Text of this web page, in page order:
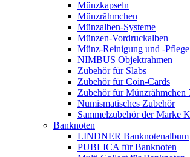
Münzkapseln
Münzrähmchen
Münzalben-Systeme
Münzen-Vordruckalben
Münz-Reinigung und -Pflege
NIMBUS Objektrahmen
Zubehör für Slabs
Zubehör für Coin-Cards
Zubehör für
Numismatisches Zubehör
Sammelzubehör der Marke
Banknoten
LINDNER Banknotenalbum
PUBLICA für Banknoten